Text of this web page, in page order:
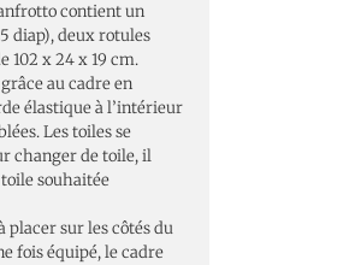
contient un
diap), deux rotules
102 x 24 x 19 cm.
au cadre en
élastique à l’intérieur
Les toiles se
changer de toile, il
souhaitée
placer sur les côtés du
fois équipé, le cadre